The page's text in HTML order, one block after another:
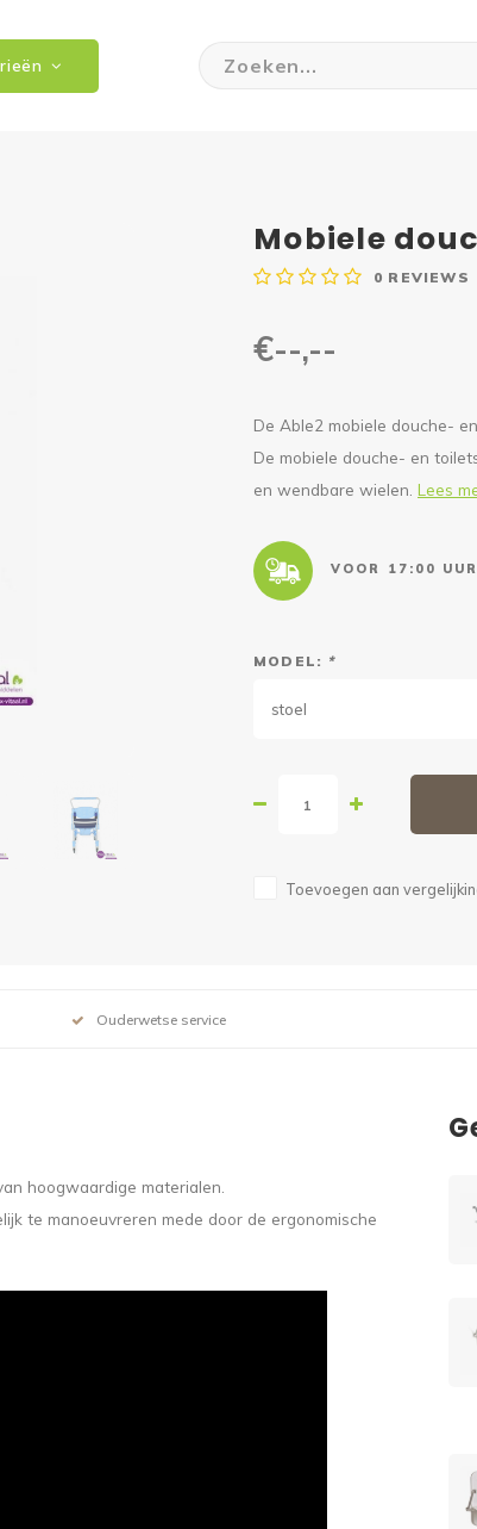
Mobiele
0 REVIEWS
€--,--
De Able2 mobiele douche-
De mobiele douche- en
en wendbare wielen. Lees
VOOR 17:00
MODEL: *
stoel
Toevoegen aan
Ouderwetse service
hoogwaardige materialen.
te manoeuvreren mede door de ergonomische